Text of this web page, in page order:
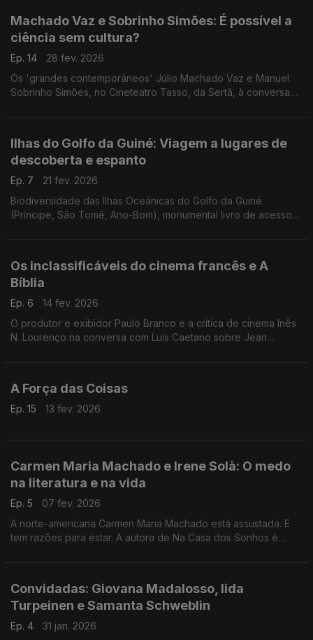
Machado Vaz e Sobrinho Simões: É possível a
ciência sem cultura?
Ep. 14
28 fev. 2026
Os 'grandes contemporâneos' Júlio Machado Vaz e Manuel
Sobrinho Simões, no Cineteatro Tasso, da Sertã, à conversa
Ilhas do Golfo da Guiné: Viagem a lugares de
descoberta e espanto
Ep. 7
21 fev. 2026
Biodiversidade das Ilhas Oceânicas do Golfo da Guiné
(Príncipe, São Tomé, Ano-Bom), monumental livro de acesso
Os inclassificáveis do cinema francês e A
Bíblia
Ep. 6
14 fev. 2026
O produtor e exibidor Paulo Branco e a crítica de cinema Inês
N. Lourenço na conversa com Luís Caetano sobre Jean
A Força das Coisas
Ep. 15 13 fev. 2026
Carmen Maria Machado e Irene Solà: O medo
na literatura e na vida
Ep. 5
07 fev. 2026
A norte-americana Carmen Maria Machado está assustada. E
tem razões para estar. A autora de Na Casa dos Sonhos é
Convidadas: Giovana Madalosso, Iida
Turpeinen e Samanta Schweblin
Ep. 4
31 jan. 2026